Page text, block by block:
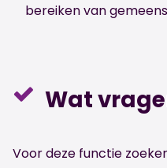
bereiken van
Wat
Voor deze functie